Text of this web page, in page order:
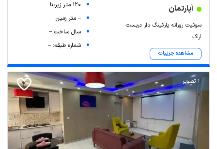
آپارتمان
سوئیت روزانه پارکینگ دار دربست
اراک
مشاهده جزییات
120 متر زیربنا
-- متر زمین
سال ساخت --
شماره طبقه: --
1 تصویر